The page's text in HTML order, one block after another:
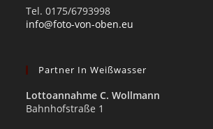
Tel. 0175/6793998
info@foto-von-oben.eu
Partner In Weißwasser
Lottoannahme C. Wollmann
Bahnhofstraße 1